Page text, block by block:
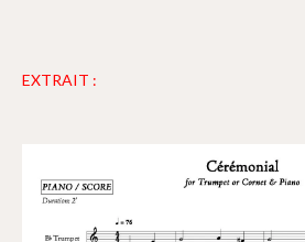
EXTRAIT :